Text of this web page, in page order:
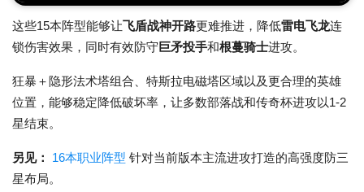
这些15本阵型能够让飞盾战神开路更难推进，降低雷电飞龙连
锁伤害效果，同时有效防守 巨矛投手和根蔓骑士进攻。
狂暴＋隐形法术塔组合、特斯拉电磁塔区域以及更合理的英雄
位置，能够稳定降低破坏率，让多数部落战和传奇杯进攻以1-2
星结束。
另见： 16本职业阵型 针对当前版本主流进攻打造的高强度防三
星布局。